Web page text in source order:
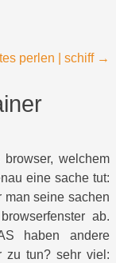
perlen | schiff →
welchem
eine sache tut:
man seine sachen
ab.
haben andere
zu tun? sehr viel: